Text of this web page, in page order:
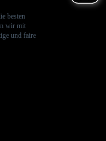
besten
wir mit
und faire